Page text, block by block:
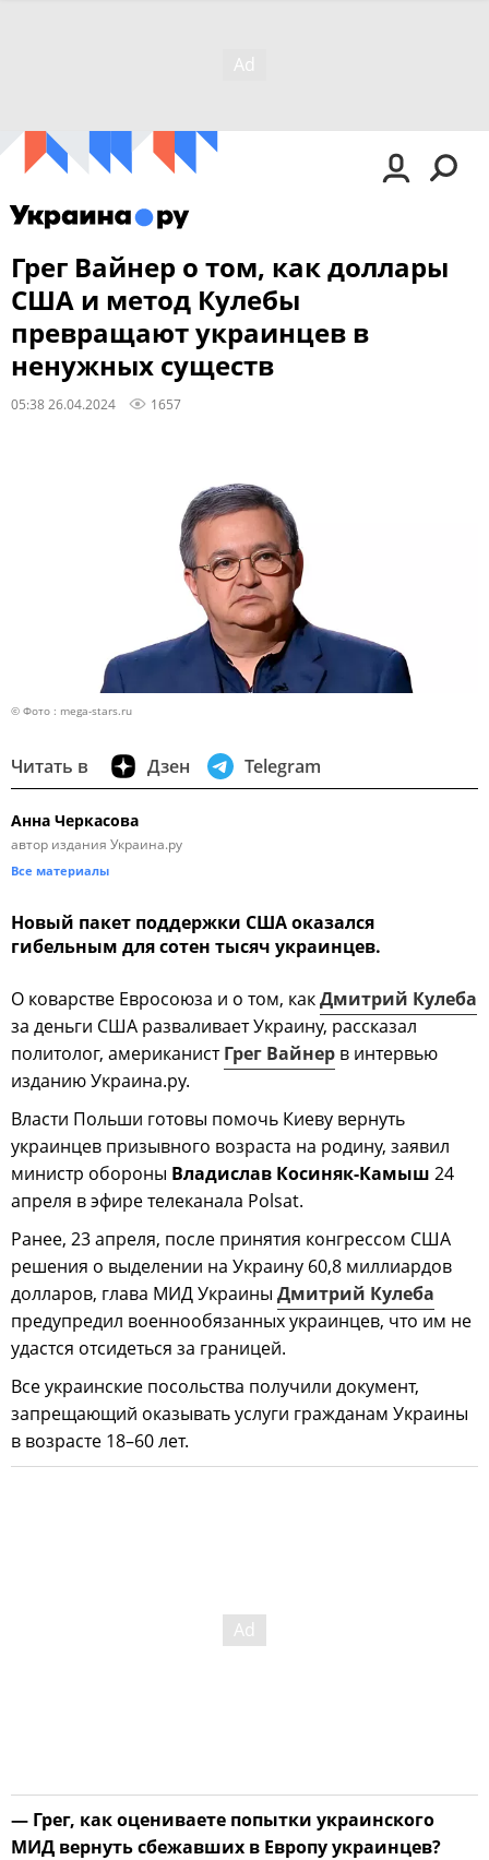
Грег Вайнер о том, как доллары
США и метод Кулебы
превращают украинцев в
ненужных существ
05:38 26.04.2024 1657
© Фото : mega-stars.ru
Читать в Дзен Telegram
Анна Черкасова
автор издания Украина.ру
Все материалы
Новый пакет поддержки США оказался
гибельным для сотен тысяч украинцев.
О коварстве Евросоюза и о том, какДмитрий Кулеба
за деньги США разваливает Украину, рассказал
политолог, американистГрег Вайнер в интервью
изданию Украина.ру.
Власти Польши готовы помочь Киеву вернуть
украинцев призывного возраста на родину, заявил
министр обороны Владислав Косиняк-Камыш 24
апреля в эфире телеканала Polsat.
Ранее, 23 апреля, после принятия конгрессом США
решения о выделении на Украину 60,8 миллиардов
долларов, глава МИД Украины Дмитрий Кулеба
предупредил военнообязанных украинцев, что им не
удастся отсидеться за границей.
Все украинские посольства получили документ,
запрещающий оказывать услуги гражданам Украины
в возрасте 18–60 лет.
— Грег, как оцениваете попытки украинского
МИД вернуть сбежавших в Европу украинцев?